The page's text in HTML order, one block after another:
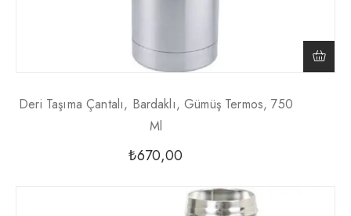
Deri Taşıma Çantalı, Bardaklı, Gümüş Termos, 750
Ml
₺670,00